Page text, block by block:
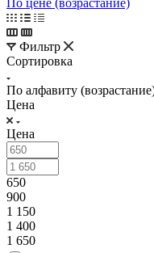
Фильтр
Сортировка
По алфавиту
Цена
Цена
650
900
1 150
1 400
1 650